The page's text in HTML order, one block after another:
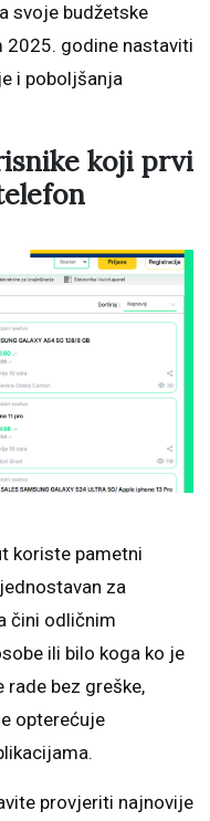
svoje budžetske
2025. godine nastaviti
i poboljšanja
koji prvi
koriste pametni
za
čini odličnim
ili bilo koga ko je
rade bez greške,
opterećuje
provjeriti najnovije